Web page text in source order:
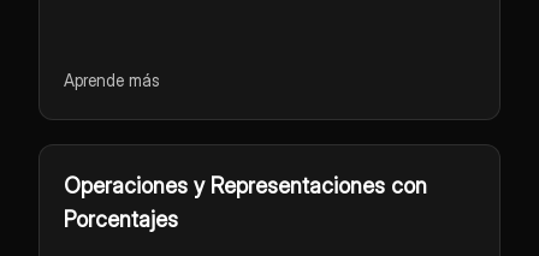
Aprende más
Operaciones y Representaciones con
Porcentajes